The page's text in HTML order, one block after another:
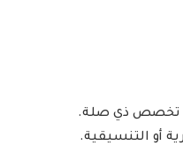
أو تخصص ذي صلة.
أو التنسيقية.